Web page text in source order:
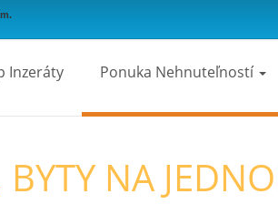
Inzeráty Ponuka Nehnuteľností
NA